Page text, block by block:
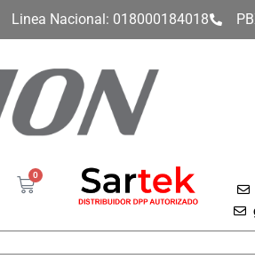
Linea Nacional: 018000184018
0
Carrito